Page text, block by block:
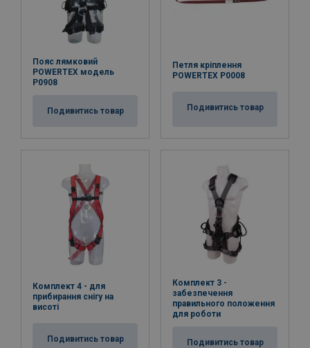
Пояс лямковий
POWERTEX модель
P0908
Подивитись товар
Петля кріплення
POWERTEX P0008
Подивитись товар
Комплект 4 - для
прибирання снігу на
висоті
Подивитись товар
Комплект 3 -
забезпечення
правильного положення
для роботи
Подивитись товар